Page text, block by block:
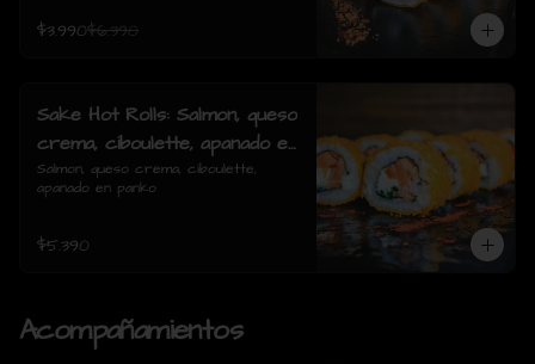
$3.990$6.390
Sake Hot Rolls: Salmon, queso
crema, ciboulette, apanado en
panko
Salmon, queso crema, ciboulette,
apanado en panko
$5.390
Acompañamientos